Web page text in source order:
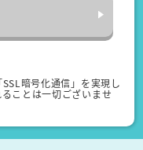
暗号化通信」を実現し
ことは一切ございませ